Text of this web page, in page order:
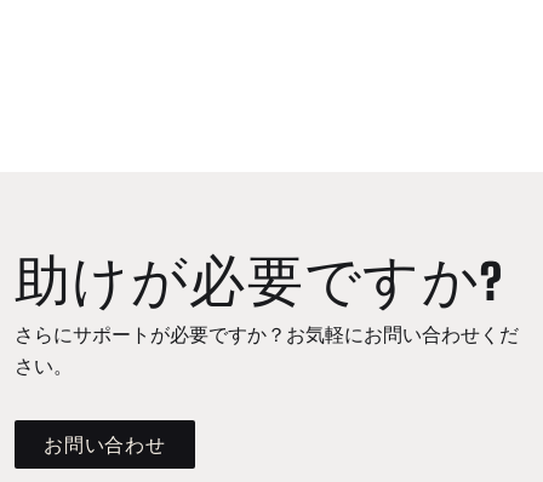
助けが必要ですか?
さらにサポートが必要ですか？お気軽にお問い合わせくだ
さい。
お問い合わせ